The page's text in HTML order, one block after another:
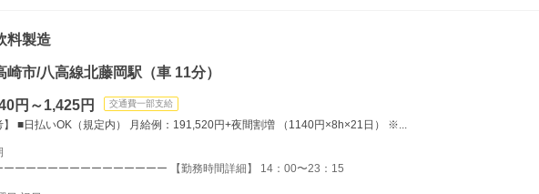
料製造
崎市/八高線北藤岡駅（車 11分）
円～1,425円 交通費一部支給
】 ■日払いOK（規定内） 月給例：191,520円+夜間割増 （1140円×8h×21日） ※...
期
ーーーーーーーーーーーーーーー 【勤務時間詳細】 14：00〜23：15